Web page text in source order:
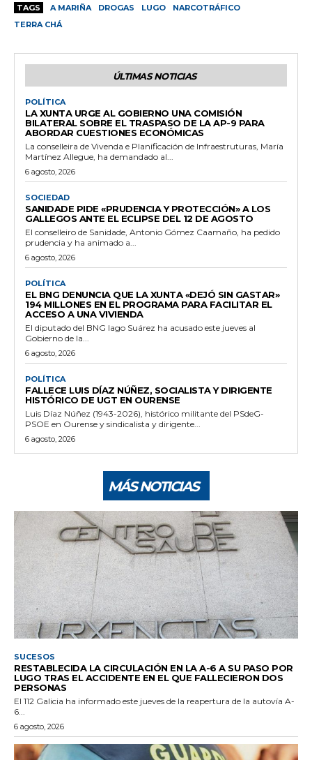
TAGS A MARIÑA DROGAS LUGO
NARCOTRÁFICO
TERRA CHÁ
ÚLTIMAS NOTICIAS
POLÍTICA
LA XUNTA URGE AL GOBIERNO UNA COMISIÓN
BILATERAL SOBRE EL TRASPASO DE LA AP-9 PARA
ABORDAR CUESTIONES ECONÓMICAS
La conselleira de Vivenda e Planificación de Infraestruturas, María
Martínez Allegue, ha demandado al...
6 agosto, 2026
SOCIEDAD
SANIDADE PIDE «PRUDENCIA Y PROTECCIÓN» A LOS
GALLEGOS ANTE EL ECLIPSE DEL 12 DE AGOSTO
El conselleiro de Sanidade, Antonio Gómez Caamaño, ha pedido
prudencia y ha animado a...
6 agosto, 2026
POLÍTICA
EL BNG DENUNCIA QUE LA XUNTA «DEJÓ SIN GASTAR»
194 MILLONES EN EL PROGRAMA PARA FACILITAR EL
ACCESO A UNA VIVIENDA
El diputado del BNG Iago Suárez ha acusado este jueves al
Gobierno de la...
6 agosto, 2026
POLÍTICA
FALLECE LUIS DÍAZ NÚÑEZ, SOCIALISTA Y DIRIGENTE
HISTÓRICO DE UGT EN OURENSE
Luis Díaz Núñez (1943-2026), histórico militante del PSdeG-
PSOE en Ourense y sindicalista y dirigente...
6 agosto, 2026
MÁS NOTICIAS
SUCESOS
RESTABLECIDA LA CIRCULACIÓN EN LA A-6 A SU PASO POR
LUGO TRAS EL ACCIDENTE EN EL QUE FALLECIERON DOS
PERSONAS
El 112 Galicia ha informado este jueves de la reapertura de la autovía A-
6...
6 agosto, 2026